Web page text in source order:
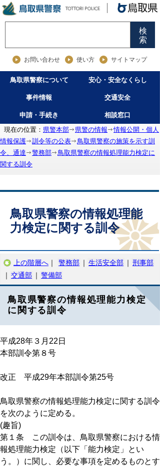
検
索
お問い合わせ 使い方 サイトマップ
鳥取県警察について 安心・安全なくらし
事件情報 交通安全
申請・手続き
相談窓口
現在の位置： 県警本部 県警の情報
情報公開・個人
情報保護
訓令等の公表
鳥取県警察の施策を示す訓
令、通達
警務部
鳥取県警察の情報処理能力検定に
関する訓令
鳥取県警察の情報処理能
力検定に関する訓令
上の階層へ ｜ 警務部 ｜ 生活安全部 ｜ 刑事部
｜ 交通部 ｜ 警備部
鳥取県警察の情報処理能力検定
に関する訓令
平成28年３月22日
本部訓令第８号
改正 平成29年本部訓令第25号
鳥取県警察の情報処理能力検定に関する訓令
を次のように定める。
(趣旨)
第１条 この訓令は、鳥取県警察における情
報処理能力検定（以下「能力検定」とい
う。）に関し、必要な事項を定めるものとす